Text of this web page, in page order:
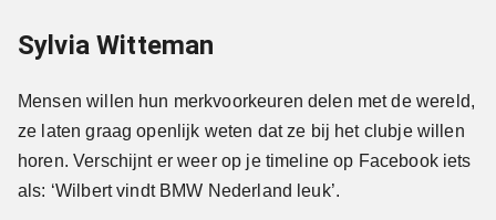
Sylvia Witteman
Mensen willen hun merkvoorkeuren delen met de wereld,
ze laten graag openlijk weten dat ze bij het clubje willen
horen. Verschijnt er weer op je timeline op Facebook iets
als: ‘Wilbert vindt BMW Nederland leuk’.